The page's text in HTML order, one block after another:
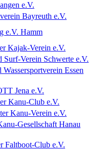
e.V.
Bayreuth e.V.
e.V. Hamm
Kajak-Verein e.V.
Surf-Verein Schwerte e.V.
Wassersportverein Essen
Jena e.V.
Kanu-Club e.V.
Kanu-Verein e.V.
Gesellschaft Hanau
Faltboot-Club e.V.